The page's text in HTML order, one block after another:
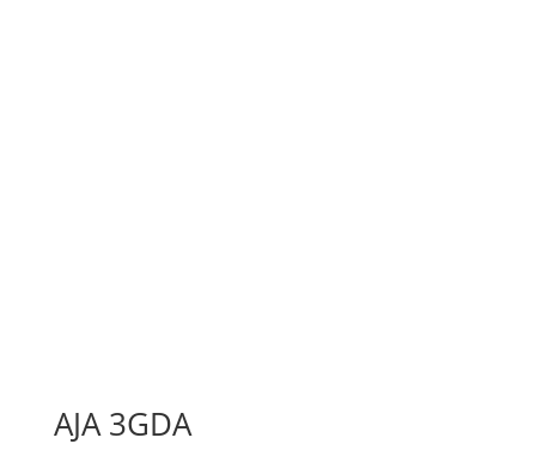
AJA 3GDA